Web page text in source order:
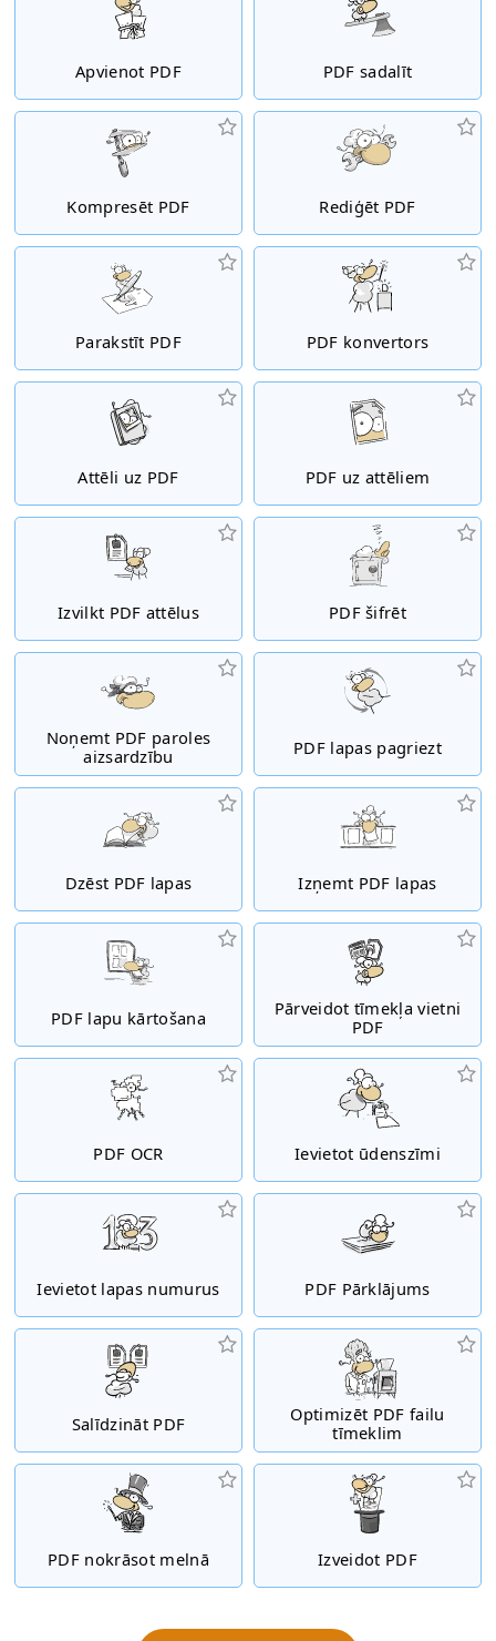
Apvienot PDF PDF sadalīt
Kompresēt PDF Rediģēt PDF
Parakstīt PDF PDF konvertors
Attēli uz PDF PDF uz attēliem
Izvilkt PDF attēlus PDF šifrēt
Noņemt PDF paroles
aizsardzību
PDF lapas pagriezt
Dzēst PDF lapas Izņemt PDF lapas
PDF lapu kārtošana
Pārveidot tīmekļa vietni
PDF
PDF OCR Ievietot ūdenszīmi
Ievietot lapas numurus PDF Pārklājums
Salīdzināt PDF
Optimizēt PDF failu
tīmeklim
PDF nokrāsot melnā Izveidot PDF